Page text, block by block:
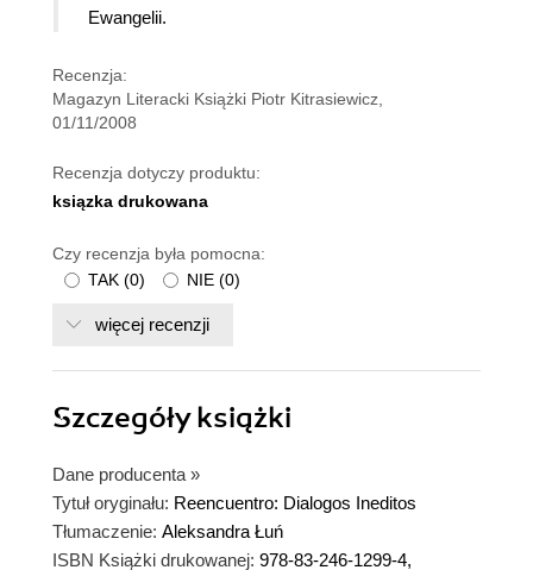
Ewangelii.
Recenzja:
Magazyn Literacki Książki Piotr Kitrasiewicz,
01/11/2008
Recenzja dotyczy produktu:
ksiązka drukowana
Czy recenzja była pomocna:
TAK (0) NIE (0)
więcej recenzji
Szczegółyksiążki
Dane producenta »
Tytuł oryginału: Reencuentro: Dialogos Ineditos
Tłumaczenie: Aleksandra Łuń
ISBN Książki drukowanej: 978-83-246-1299-4,